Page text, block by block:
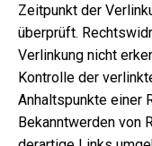
Zeitpunkt der
überprüft.
Verlinkung nicht
Kontrolle der
Anhaltspunkte einer
Bekanntwerden von